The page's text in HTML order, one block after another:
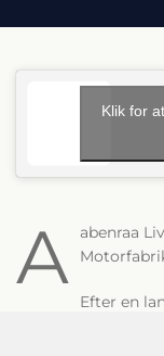
Klik for
A
abenraa
Efter en